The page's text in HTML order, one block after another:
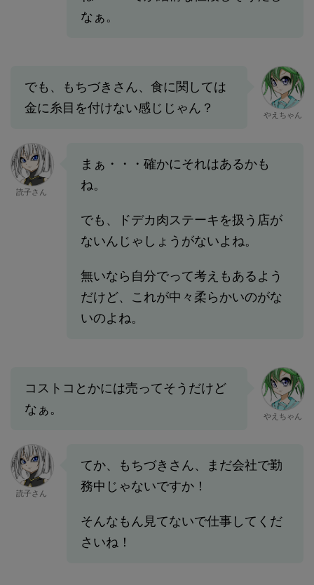
なぁ。
でも、もちづきさん、食に関しては
金に糸目を付けない感じじゃん？
やえちゃん
読子さん
まぁ・・・確かにそれはあるかも
ね。
でも、ドデカ肉ステーキを扱う店が
ないんじゃしょうがないよね。
無いなら自分でって考えもあるよう
だけど、これが中々柔らかいのがな
いのよね。
コストコとかには売ってそうだけど
なぁ。
やえちゃん
読子さん
てか、もちづきさん、まだ会社で勤
務中じゃないですか！
そんなもん見てないで仕事してくだ
さいね！